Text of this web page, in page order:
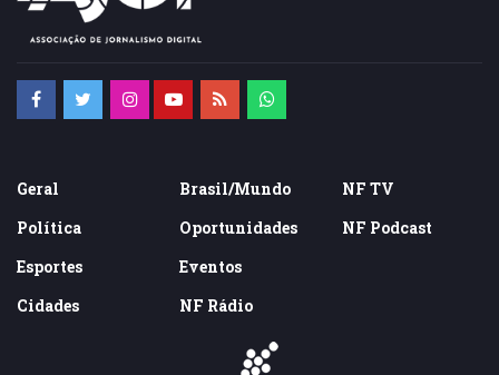
Geral
Política
Esportes
Cidades
Brasil/Mundo
Oportunidades
Eventos
NF Rádio
NF TV
NF Podcast